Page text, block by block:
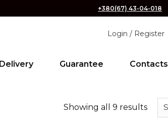
+380(67) 43-04-018
Login / Register
Delivery Guarantee Contacts
Showing all 9 results